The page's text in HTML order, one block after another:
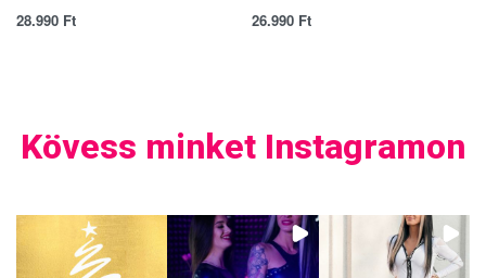
28.990 Ft 26.990 Ft
Kövess minket Instagramon